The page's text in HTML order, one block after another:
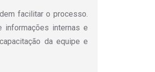
facilitar o processo.
informações internas e
da equipe e